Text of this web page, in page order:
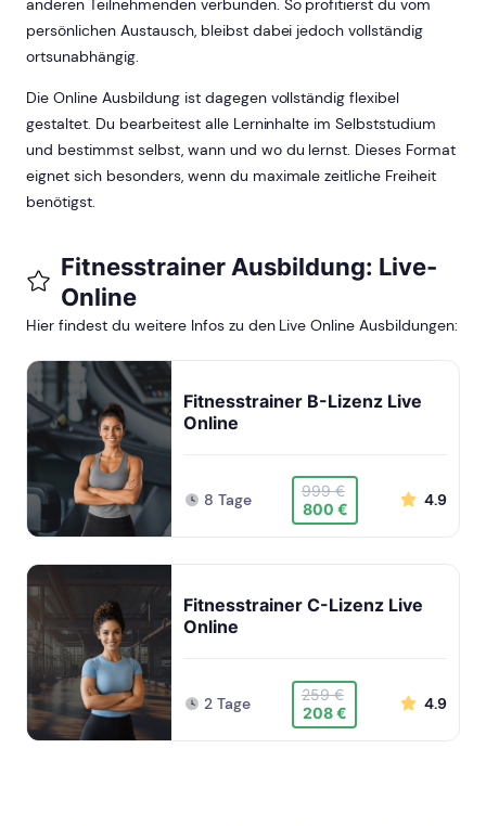
anderen Teilnehmenden verbunden. So profitierst du vom
persönlichen Austausch, bleibst dabei jedoch vollständig
ortsunabhängig.
Die Online Ausbildung ist dagegen vollständig flexibel
gestaltet. Du bearbeitest alle Lerninhalte im Selbststudium
und bestimmst selbst, wann und wo du lernst. Dieses Format
eignet sich besonders, wenn du maximale zeitliche Freiheit
benötigst.
Fitnesstrainer Ausbildung: Live-
Online
Hier findest du weitere Infos zu den Live Online Ausbildungen:
Fitnesstrainer B-Lizenz Live
Online
8 Tage
999 €
800 €
4.9
Fitnesstrainer C-Lizenz Live
Online
2 Tage
259 €
208 €
4.9